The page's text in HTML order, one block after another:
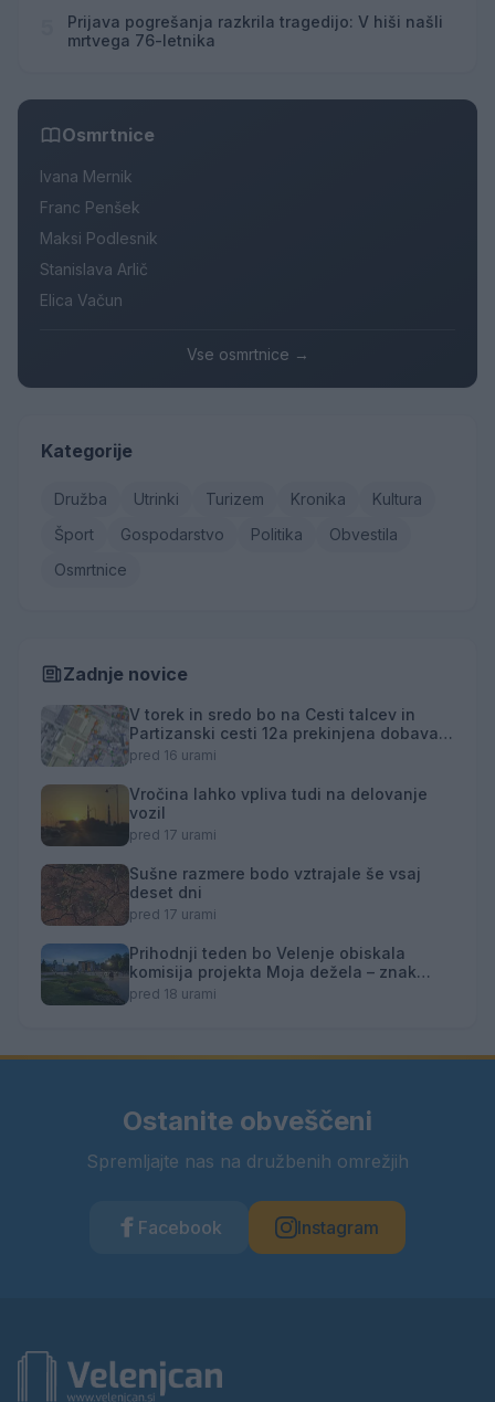
Prijava pogrešanja razkrila tragedijo: V hiši našli
mrtvega 76-letnika
Osmrtnice
Ivana Mernik
Franc Penšek
Maksi Podlesnik
Stanislava Arlič
Elica Vačun
Vse osmrtnice →
Kategorije
Družba Utrinki Turizem Kronika
Kultura
Šport
Gospodarstvo Politika
Obvestila
Osmrtnice
Zadnje novice
V torek in sredo bo na Cesti talcev in
Partizanski cesti 12a prekinjena dobava
toplotne energije
pred 16 urami
Vročina lahko vpliva tudi na delovanje
vozil
pred 17 urami
Sušne razmere bodo vztrajale še vsaj
deset dni
pred 17 urami
Prihodnji teden bo Velenje obiskala
komisija projekta Moja dežela – znak
gostoljubnosti
pred 18 urami
Ostanite obveščeni
Spremljajte nas na družbenih omrežjih
Facebook Instagram